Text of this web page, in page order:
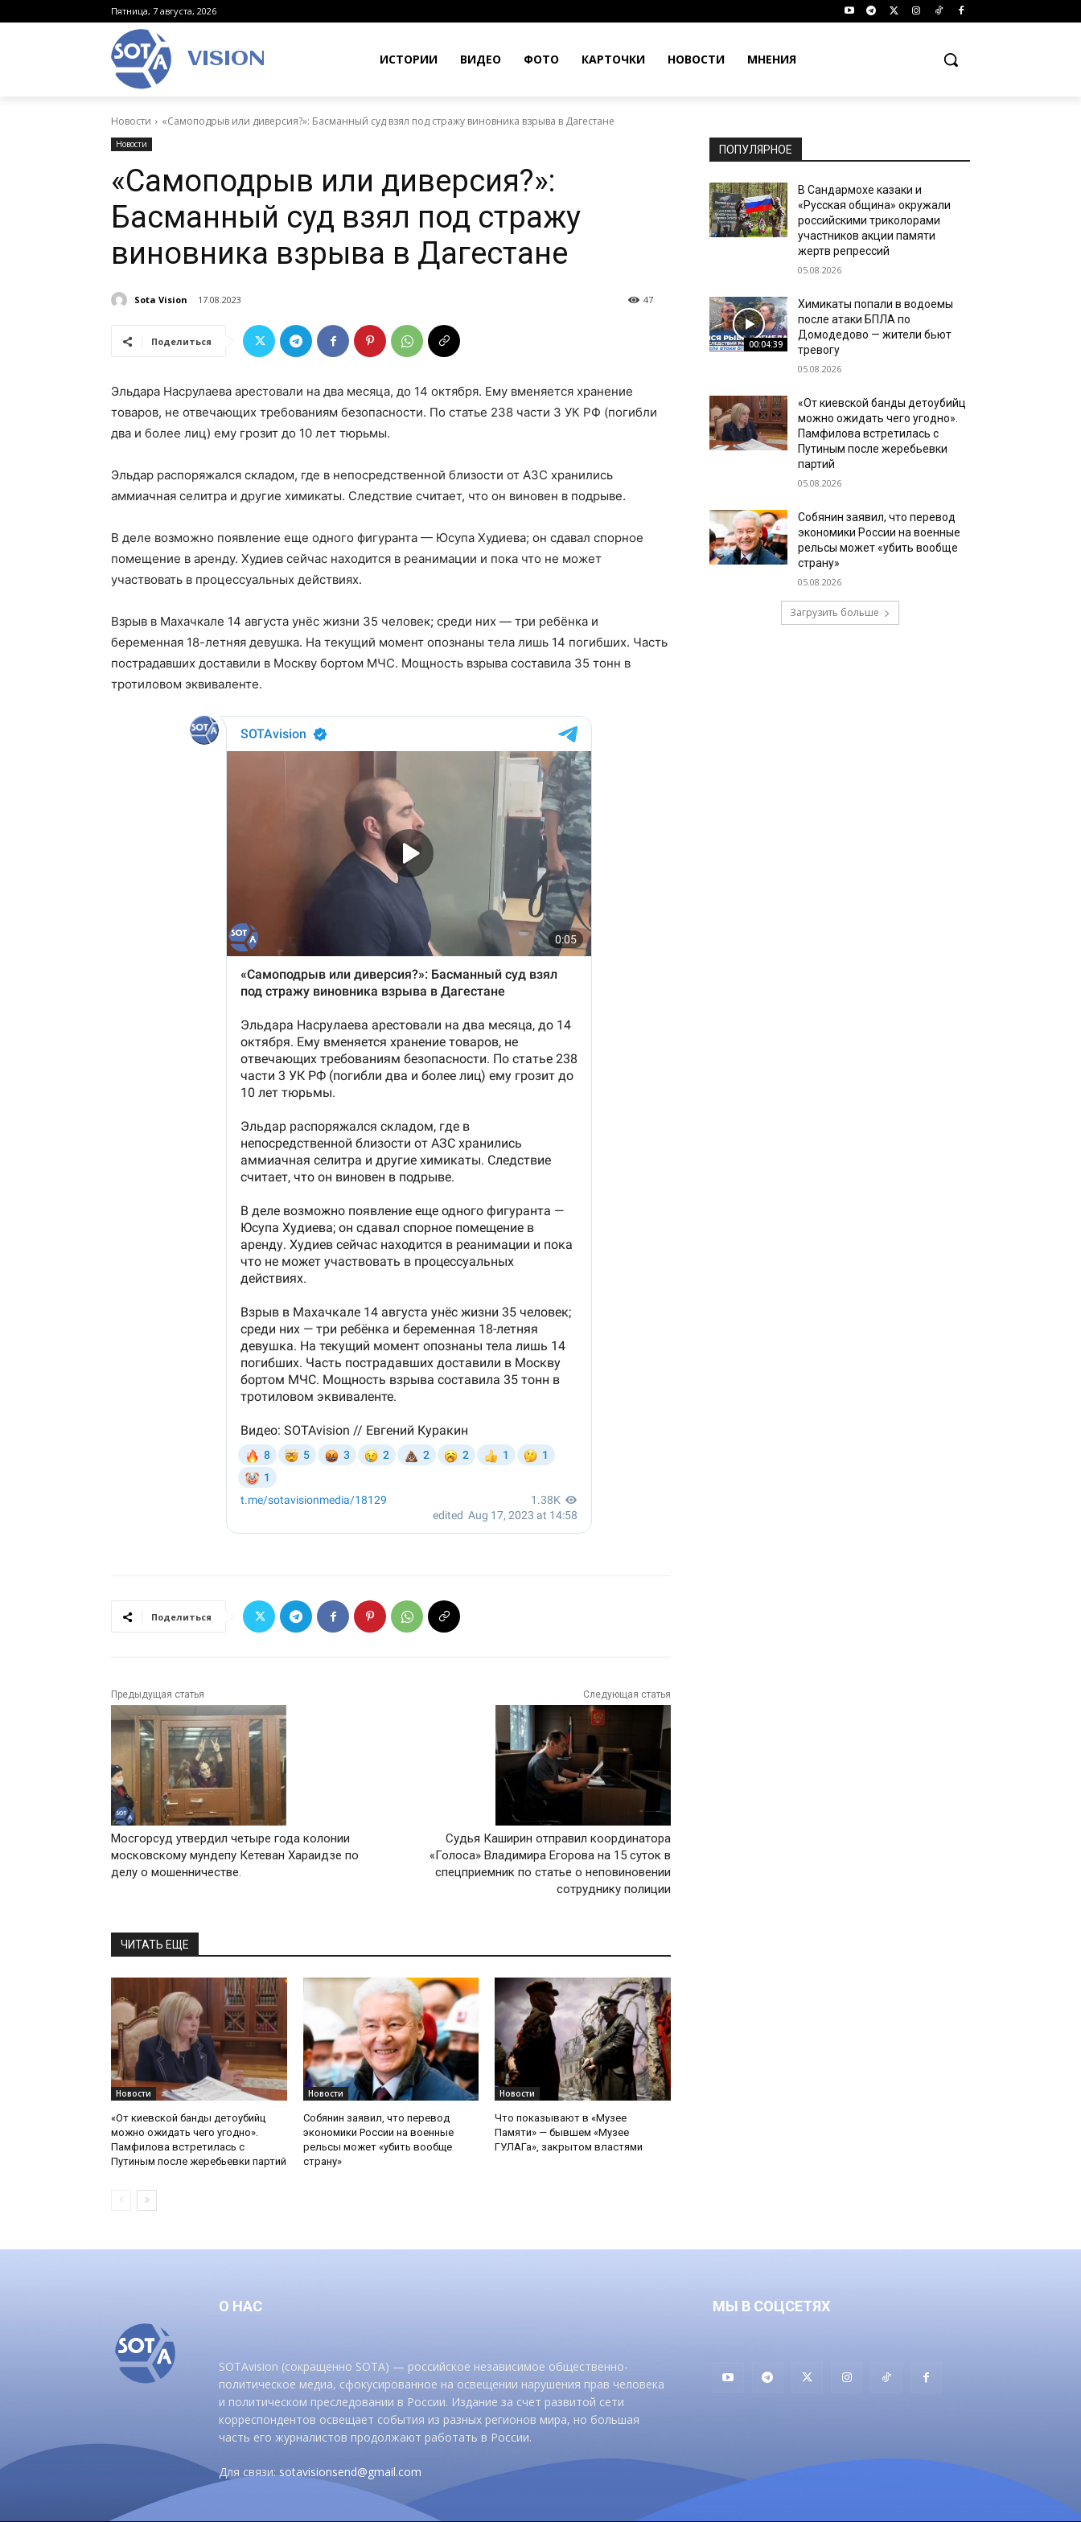
Пятница, 7 августа, 2026
VISION ИСТОРИИ ВИДЕО ФОТО КАРТОЧКИ НОВОСТИ МНЕНИЯ
Новости «Самоподрыв или диверсия?»: Басманный суд взял под стражу виновника взрыва в Дагестане
Новости
«Самоподрыв или диверсия?»:
Басманный суд взял под стражу
виновника взрыва в Дагестане
Sota Vision 17.08.2023 47
Поделиться
Эльдара Насрулаева арестовали на два месяца, до 14 октября. Ему вменяется хранение
товаров, не отвечающих требованиям безопасности. По статье 238 части 3 УК РФ (погибли
два и более лиц) ему грозит до 10 лет тюрьмы.
Эльдар распоряжался складом, где в непосредственной близости от АЗС хранились
аммиачная селитра и другие химикаты. Следствие считает, что он виновен в подрыве.
В деле возможно появление еще одного фигуранта — Юсупа Худиева; он сдавал спорное
помещение в аренду. Худиев сейчас находится в реанимации и пока что не может
участвовать в процессуальных действиях.
Взрыв в Махачкале 14 августа унёс жизни 35 человек; среди них — три ребёнка и
беременная 18-летняя девушка. На текущий момент опознаны тела лишь 14 погибших. Часть
пострадавших доставили в Москву бортом МЧС. Мощность взрыва составила 35 тонн в
тротиловом эквиваленте.
Поделиться
Предыдущая статья
Мосгорсуд утвердил четыре года колонии
московскому мундепу Кетеван Хараидзе по
делу о мошенничестве.
Следующая статья
Судья Каширин отправил координатора
«Голоса» Владимира Егорова на 15 суток в
спецприемник по статье о неповиновении
сотруднику полиции
ЧИТАТЬ ЕЩЕ
Новости
«От киевской банды детоубийц
можно ожидать чего угодно».
Памфилова встретилась с
Путиным после жеребьевки партий
Новости
Собянин заявил, что перевод
экономики России на военные
рельсы может «убить вообще
страну»
Новости
Что показывают в «Музее
Памяти» — бывшем «Музее
ГУЛАГа», закрытом властями
ПОПУЛЯРНОЕ
В Сандармохе казаки и
«Русская община» окружали
российскими триколорами
участников акции памяти
жертв репрессий
05.08.2026
00:04:39
Химикаты попали в водоемы
после атаки БПЛА по
Домодедово — жители бьют
тревогу
05.08.2026
«От киевской банды детоубийц
можно ожидать чего угодно».
Памфилова встретилась с
Путиным после жеребьевки
партий
05.08.2026
Собянин заявил, что перевод
экономики России на военные
рельсы может «убить вообще
страну»
05.08.2026
Загрузить больше
О НАС
SOTAvision (сокращенно SOTA) — российское независимое общественно-
политическое медиа, сфокусированное на освещении нарушения прав человека
и политическом преследовании в России. Издание за счет развитой сети
корреспондентов освещает события из разных регионов мира, но большая
часть его журналистов продолжают работать в России.
Для связи:sotavisionsend@gmail.com
МЫ В СОЦСЕТЯХ